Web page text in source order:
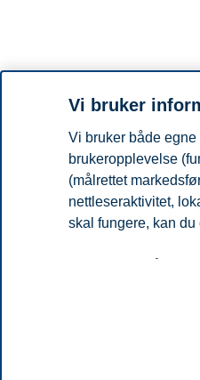
Vi bruker
Vi bruker både
brukeropplevelse
(målrettet
nettleseraktivitet,
skal fungere, kan
for
ved å klikke på